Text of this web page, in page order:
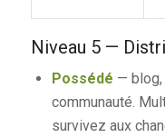
Niveau 5 —
Possédé —
communauté.
survivez aux